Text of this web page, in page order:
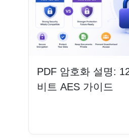
PDF 암호화 설명:
비트 AES 가이드